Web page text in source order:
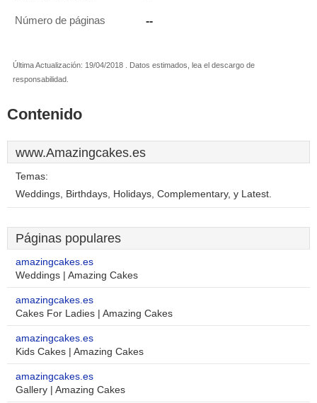
Número de páginas --
Última Actualización: 19/04/2018 . Datos estimados, lea el descargo de
responsabilidad.
Contenido
www.Amazingcakes.es
Temas:
Weddings, Birthdays, Holidays, Complementary, y Latest.
Páginas populares
amazingcakes.es
Weddings | Amazing Cakes
amazingcakes.es
Cakes For Ladies | Amazing Cakes
amazingcakes.es
Kids Cakes | Amazing Cakes
amazingcakes.es
Gallery | Amazing Cakes